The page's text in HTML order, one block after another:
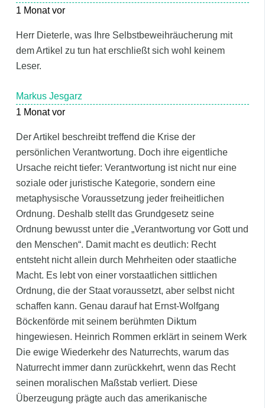
1 Monat vor
Herr Dieterle, was Ihre Selbstbeweihräucherung mit
dem Artikel zu tun hat erschließt sich wohl keinem
Leser.
Markus Jesgarz
1 Monat vor
Der Artikel beschreibt treffend die Krise der
persönlichen Verantwortung. Doch ihre eigentliche
Ursache reicht tiefer: Verantwortung ist nicht nur eine
soziale oder juristische Kategorie, sondern eine
metaphysische Voraussetzung jeder freiheitlichen
Ordnung. Deshalb stellt das Grundgesetz seine
Ordnung bewusst unter die „Verantwortung vor Gott und
den Menschen“. Damit macht es deutlich: Recht
entsteht nicht allein durch Mehrheiten oder staatliche
Macht. Es lebt von einer vorstaatlichen sittlichen
Ordnung, die der Staat voraussetzt, aber selbst nicht
schaffen kann. Genau darauf hat Ernst-Wolfgang
Böckenförde mit seinem berühmten Diktum
hingewiesen. Heinrich Rommen erklärt in seinem Werk
Die ewige Wiederkehr des Naturrechts, warum das
Naturrecht immer dann zurückkehrt, wenn das Recht
seinen moralischen Maßstab verliert. Diese
Überzeugung prägte auch das amerikanische